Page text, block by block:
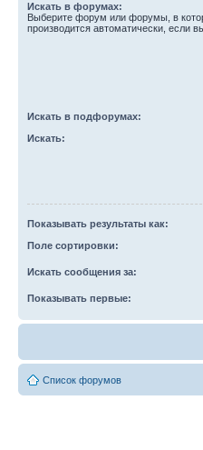
Искать в форумах:
Выберите форум или форумы, в
производится автоматически, если
Искать в подфорумах:
Искать:
Показывать результаты как:
Поле сортировки:
Искать сообщения за:
Показывать первые:
Список форумов